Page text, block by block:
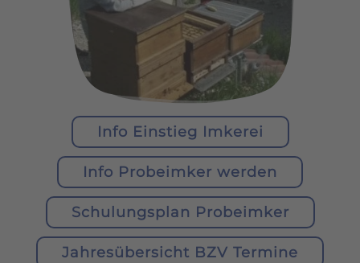
Info Einstieg Imkerei
Info Probeimker werden
Schulungsplan Probeimker
Jahresübersicht BZV Termine